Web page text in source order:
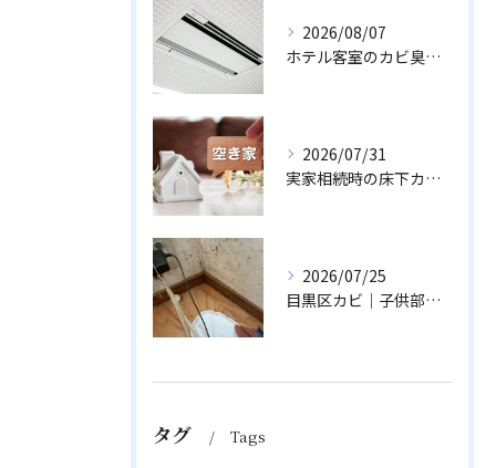
2026/08/07
ホテル客室のカビ臭い対策！口コミ評価を守るエアコン防カビ術
2026/07/31
実家相続時の床下カビ対策｜空き家の資産価値を落とさない除カビ
2026/07/25
目黒区カビ｜子供部屋の冬型結露と壁床のカビ除去
タグ Tags